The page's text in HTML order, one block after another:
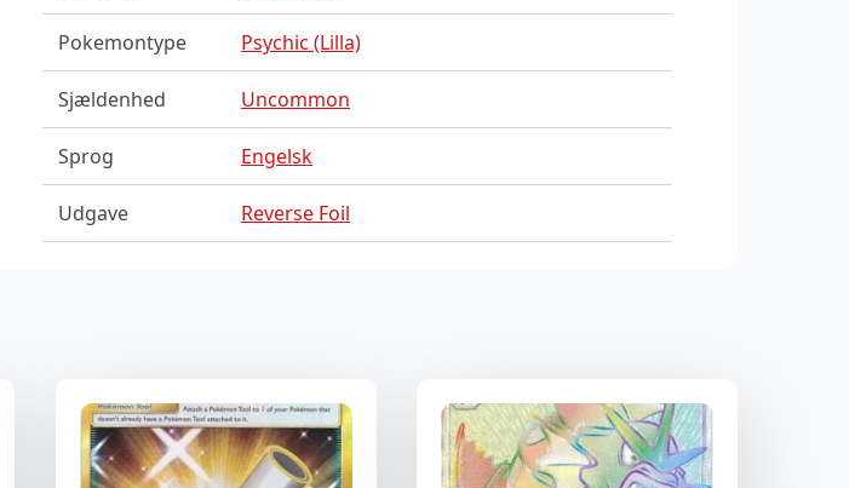
Pokemontype Psychic (Lilla)
Sjældenhed Uncommon
Sprog Engelsk
Udgave Reverse Foil